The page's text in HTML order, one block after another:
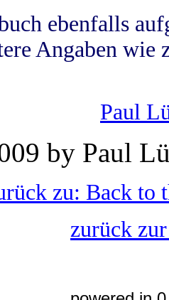
ebenfalls
Angaben wie
Paul
by Paul
zu: Back to
zurück